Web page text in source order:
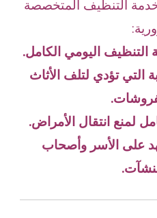
التنظيف المتخصصة
التنظيف اليومي الكامل.
التي تؤدي لتلف الأثاث
لمنع انتقال الأمراض.
على الأسر وأصحاب